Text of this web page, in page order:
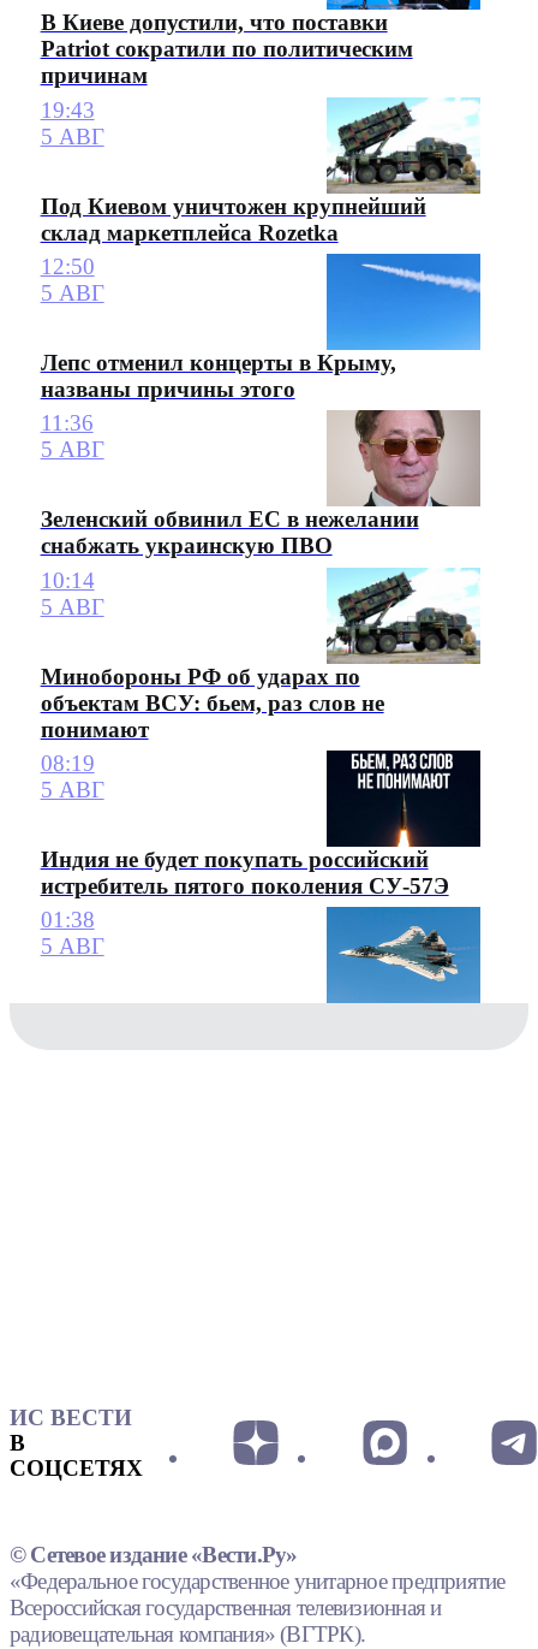
В Киеве допустили, что поставки
Patriot сократили по политическим
причинам
19:43
5 АВГ
Под Киевом уничтожен крупнейший
склад маркетплейса Rozetka
12:50
5 АВГ
Лепс отменил концерты в Крыму,
названы причины этого
11:36
5 АВГ
Зеленский обвинил ЕС в нежелании
снабжать украинскую ПВО
10:14
5 АВГ
Минобороны РФ об ударах по
объектам ВСУ: бьем, раз слов не
понимают
08:19
5 АВГ
Индия не будет покупать российский
истребитель пятого поколения СУ-57Э
01:38
5 АВГ
ИС ВЕСТИ
В
СОЦСЕТЯХ
© Сетевое издание «Вести.Ру»
«Федеральное государственное унитарное предприятие
Всероссийская государственная телевизионная и
радиовещательная компания» (ВГТРК).